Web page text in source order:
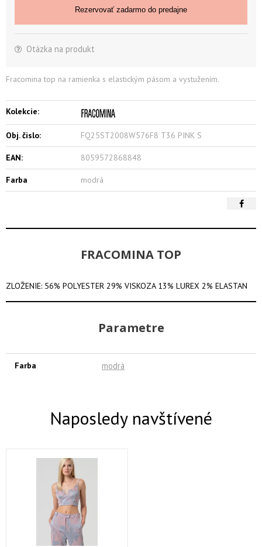
Rezervovať zadarmo do predajne
Otázka na produkt
Fracomina top na ramienka s elastickým pásom a vystužením.
Kolekcie:
Obj. čislo: FQ25ST2008W576F8 T36 PINK S
EAN: 8059572868848
Farba modrá
FRACOMINA TOP
ZLOŽENIE: 56% POLYESTER 29% VISKOZA 13% LUREX 2% ELASTAN
Parametre
Farba modrá
Naposledy navštívené